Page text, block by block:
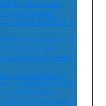
«Восточное
соревнований.
– КАТА ТАЙХО –
разрядов, I-III
Требования и
спорта «Восточное
звания Мастер
разряда Кандидат
Требования и
спорта «Восточное